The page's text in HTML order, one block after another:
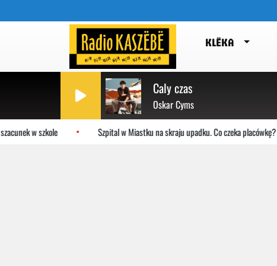
KLËKA
Caly czas
Oskar Cyms
w szkole Szpital w Miastku na skraju upadku. Co czeka placówkę?